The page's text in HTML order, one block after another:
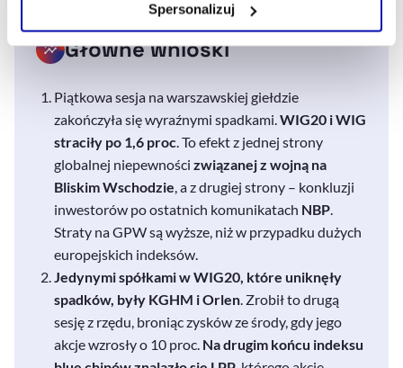
naszej Polityce Prywatności.
Spersonalizuj
Główne wnioski
Piątkowa sesja na warszawskiej giełdzie
zakończyła się wyraźnymi spadkami.WIG20 i WIG
straciły po 1,6 proc. To efekt z jednej strony
globalnej niepewności związanej z wojną na
Bliskim Wschodzie, a z drugiej strony – konkluzji
inwestorów po ostatnich komunikatach NBP.
Straty na GPW są wyższe, niż w przypadku dużych
europejskich indeksów.
Jedynymi spółkami w WIG20, które uniknęły
spadków, były KGHM i Orlen. Zrobił to drugą
sesję z rzędu, broniąc zysków ze środy, gdy jego
akcje wzrosły o 10 proc. Na drugim końcu indeksu